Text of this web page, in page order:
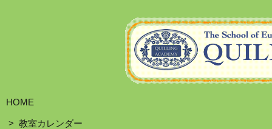
HOME
> 教室カレンダー